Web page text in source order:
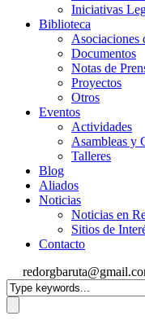
Iniciativas
Biblioteca
Asociaciones
Documentos
Notas de
Proyectos
Otros
Eventos
Actividades
Asambleas y
Talleres
Blog
Aliados
Noticias
Noticias en
Sitios de
Contacto